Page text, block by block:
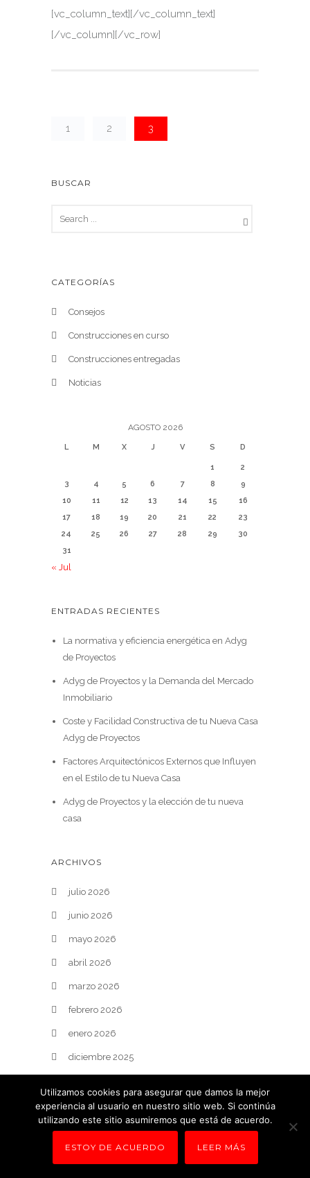
[vc_column_text][/vc_column_text]
[/vc_column][/vc_row]
1 2 3
BUSCAR
CATEGORÍAS
Consejos
Construcciones en curso
Construcciones entregadas
Noticias
AGOSTO 2026
L M X J V S D
1
2
3
4 5 6 7 8
9
10
11 12 13 14 15
16
17
18 19 20 21 22
23
24
25 26 27 28 29
30
31
« Jul
ENTRADAS RECIENTES
La normativa y eficiencia energética en Adyg
de Proyectos
Adyg de Proyectos y la Demanda del Mercado
Inmobiliario
Coste y Facilidad Constructiva de tu Nueva Casa
Adyg de Proyectos
Factores Arquitectónicos Externos que Influyen
en el Estilo de tu Nueva Casa
Adyg de Proyectos y la elección de tu nueva
casa
ARCHIVOS
julio 2026
junio 2026
mayo 2026
abril 2026
marzo 2026
febrero 2026
enero 2026
diciembre 2025
octubre 2025
agosto 2025
Utilizamos cookies para asegurar que damos la mejor
experiencia al usuario en nuestro sitio web. Si continúa
utilizando este sitio asumiremos que está de acuerdo.
ESTOY DE ACUERDO LEER MÁS